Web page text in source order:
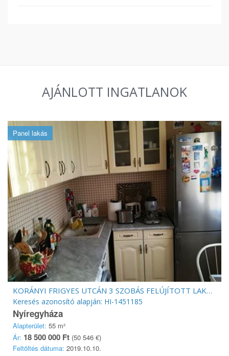
AJÁNLOTT INGATLANOK
Panel lakás
KORÁNYI FRIGYES UTCÁN 3 SZOBÁS FELÚJÍTOTT LAKÁS ELADÓ
Keresés azonosító alapján: HI-1451185
Nyíregyháza
Alapterület: 55 m²
Ár: 18 500 000 Ft (50 546 €)
Feltöltés dátuma: 2019.10.10.